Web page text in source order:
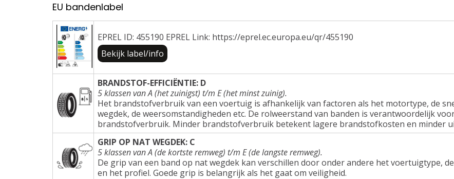
EU bandenlabel
EPREL ID: 455190 EPREL Link: https://eprel.ec.europa.eu/qr/455190
Bekijk label/info
BRANDSTOF-EFFICIËNTIE: D
5 klassen van A (het zuinigst) t/m E (het minst zuinig).
Het brandstofverbruik van een voertuig is afhankelijk van factoren als het motortype, de
wegdek, de weersomstandigheden etc. De rolweerstand van banden is verantwoordelijk
brandstofverbruik. Minder brandstofverbruik betekent lagere brandstofkosten en minder
GRIP OP NAT WEGDEK: C
5 klassen van A (de kortste remweg) t/m E (de langste remweg).
De grip van een band op nat wegdek kan verschillen door onder andere het voertuigtype,
en het profiel. Goede grip is belangrijk als het gaat om veiligheid.